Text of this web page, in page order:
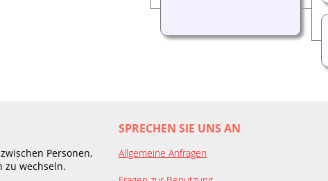
Personen,
zu wechseln.
SPRECHEN SIE UNS AN
Allgemeine Anfragen